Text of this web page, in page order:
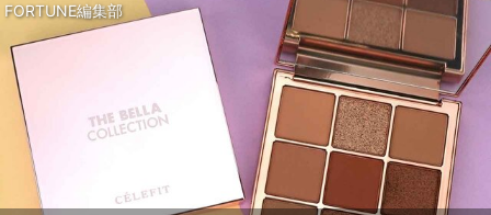
FORTUNE編集部